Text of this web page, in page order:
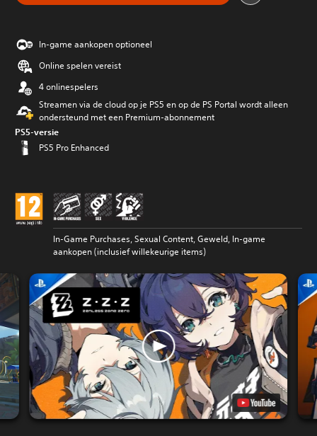
In-game aankopen optioneel
Online spelen vereist
4 onlinespelers
Streamen via de cloud op je PS5 en op de PS Portal wordt alleen
ondersteund met een Premium-abonnement
PS5-versie
PS5 Pro Enhanced
In-Game Purchases, Sexual Content, Geweld, In-game
aankopen (inclusief willekeurige items)